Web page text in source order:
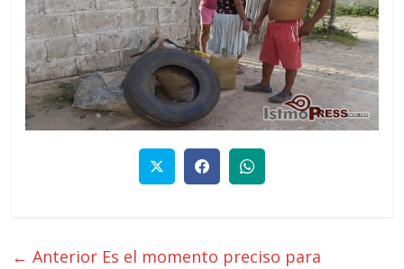
← Anterior Es el momento preciso para